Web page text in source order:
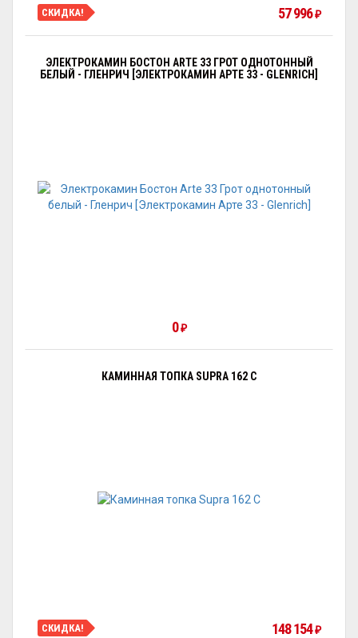
СКИДКА! 57 996₽
ЭЛЕКТРОКАМИН БОСТОН ARTE 33 ГРОТ ОДНОТОННЫЙ
БЕЛЫЙ - ГЛЕНРИЧ [ЭЛЕКТРОКАМИН АРТЕ 33 - GLENRICH]
0₽
КАМИННАЯ ТОПКА SUPRA 162 C
СКИДКА! 148 154₽